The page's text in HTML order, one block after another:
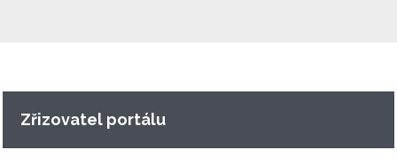
Zřizovatel portálu